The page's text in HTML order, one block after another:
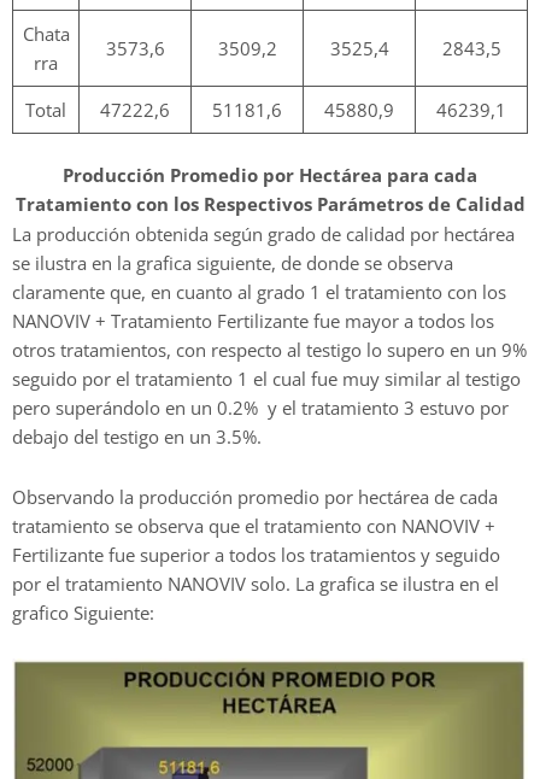
Chata
rra
3573,6 3509,2 3525,4 2843,5
Total 47222,6 51181,6 45880,9 46239,1
Producción Promedio por Hectárea para cada
Tratamiento con los Respectivos Parámetros de Calidad
La producción obtenida según grado de calidad por hectárea
se ilustra en la grafica siguiente, de donde se observa
claramente que, en cuanto al grado 1 el tratamiento con los
NANOVIV + Tratamiento Fertilizante fue mayor a todos los
otros tratamientos, con respecto al testigo lo supero en un 9%
seguido por el tratamiento 1 el cual fue muy similar al testigo
pero superándolo en un 0.2% y el tratamiento 3 estuvo por
debajo del testigo en un 3.5%.
Observando la producción promedio por hectárea de cada
tratamiento se observa que el tratamiento con NANOVIV +
Fertilizante fue superior a todos los tratamientos y seguido
por el tratamiento NANOVIV solo. La grafica se ilustra en el
grafico Siguiente: